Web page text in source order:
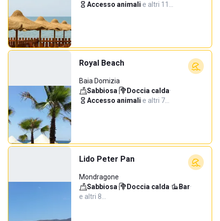
Accesso animali·e altri 11…
Royal Beach
Baia Domizia
Sabbiosa· Doccia calda·
Accesso animali·e altri 7…
Lido Peter Pan
Mondragone
Sabbiosa· Doccia calda· Bar·
e altri 8…